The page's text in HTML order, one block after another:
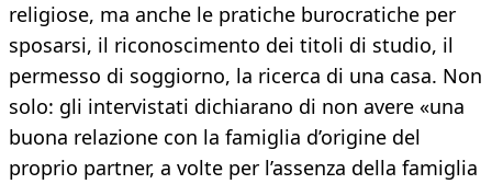
religiose, ma anche le pratiche burocratiche per
sposarsi, il riconoscimento dei titoli di studio, il
permesso di soggiorno, la ricerca di una casa. Non
solo: gli intervistati dichiarano di non avere «una
buona relazione con la famiglia d’origine del
proprio partner, a volte per l’assenza della famiglia